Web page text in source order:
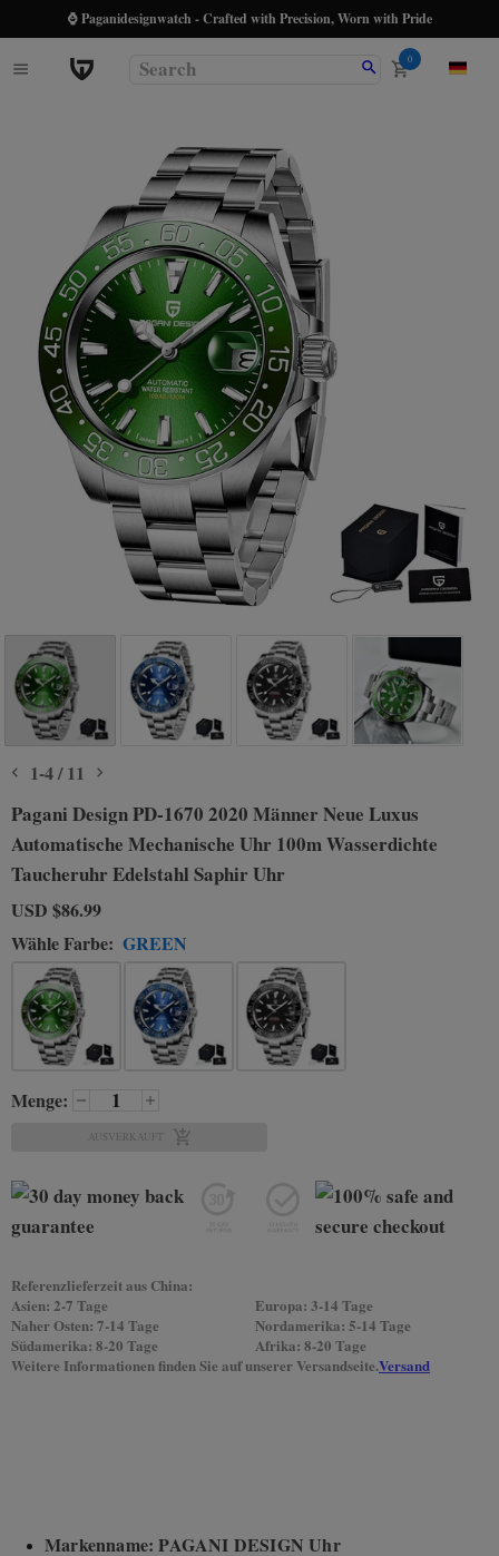
⌚ Paganidesignwatch - Crafted with Precision, Worn with Pride
0
1-4/ 11
Pagani Design PD-1670 2020 Männer Neue Luxus
Automatische Mechanische Uhr 100m Wasserdichte
Taucheruhr Edelstahl Saphir Uhr
USD $86.99
Wähle Farbe: GREEN
Menge:
AUSVERKAUFT
Referenzlieferzeit aus China:
Asien: 2-7 Tage
Europa: 3-14 Tage
Naher Osten: 7-14 Tage
Nordamerika: 5-14 Tage
Südamerika: 8-20 Tage
Afrika: 8-20 Tage
Weitere Informationen finden Sie auf unserer Versandseite.Versand
Markenname: PAGANI DESIGN Uhr